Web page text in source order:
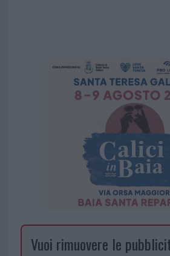
Vuoi rimuovere le